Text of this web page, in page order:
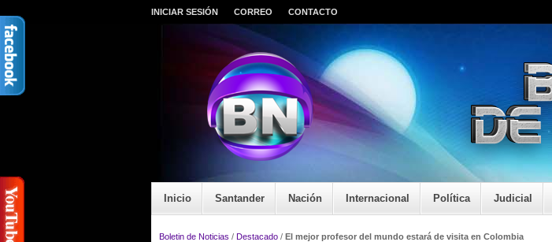
INICIAR SESIÓN CORREO CONTACTO
Inicio Santander Nación Internacional Política Judicial
Boletin de Noticias / Destacado / El mejor profesor del mundo estará de visita en Colombia